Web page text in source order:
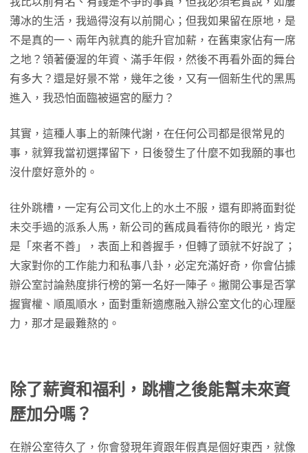
薄冰的生活，我過得沒有以前開心；但我如果留在原地，是
不是真的一、兩年內就真的能升官加薪，在舊東家佔有一席
之地？領著優渥的年資、滿手年假，然後不再看外面的舞台
有多大？還是好景不常，幾年之後，又有一個新生代的黑馬
進入，我恐怕面臨被逼宮的壓力？
其實，這種人事上的新陳代謝，在任何公司都是很常見的
事，就算我當初選擇留下，日後發生了什麼不如我願的事也
沒什麼好意外的。
往外跳槽，一定有公司文化上的水土不服，還有即將面對從
未交手過的派系人馬，新公司的舊成員看待你的眼光，肯定
是「來者不善」，表面上和善握手，但轉了頭就不好說了；
大家對你的工作能力和私事八卦，必定充滿好奇，你會佔據
辦公室討論熱度排行榜的第一名好一陣子。撇開公事是否掌
握實權、順風順水，面對重新適應融入辦公室文化的心理壓
力，那才是最難熬的。
除了薪資和福利，跳槽之後能幫未來資
歷加分嗎？
在辦公室待久了，你會發現年資跟年假真是個好東西，就像